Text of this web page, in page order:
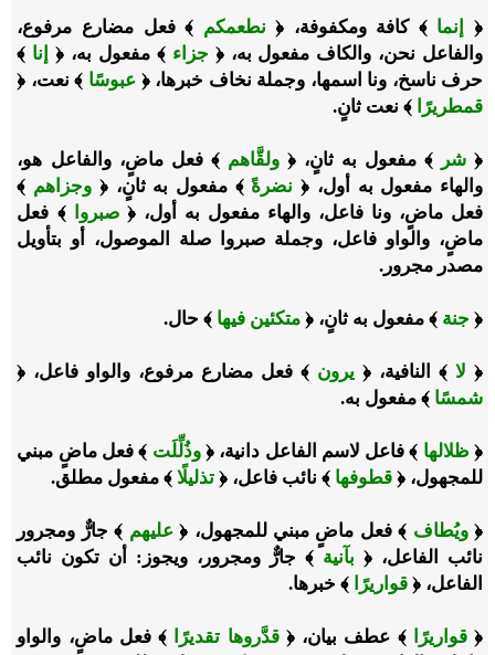
﴿ إنما ﴾ كافة ومكفوفة، ﴿ نطعمكم ﴾ فعل مضارع مرفوع،
والفاعل نحن، والكاف مفعول به، ﴿ جزاء ﴾ مفعول به، ﴿ إنا ﴾
حرف ناسخ، ونا اسمها، وجملة نخاف خبرها، ﴿ عبوسًا ﴾ نعت، ﴿
قمطريرًا
﴾ نعت ثانٍ.
﴿شر ﴾ مفعول به ثانٍ، ﴿ولقَّاهم ﴾ فعل ماضٍ، والفاعل هو،
والهاء مفعول به أول، ﴿ نضرةً﴾ مفعول به ثانٍ، ﴿ وجزاهم ﴾
فعل ماضٍ، ونا فاعل، والهاء مفعول به أول، ﴿صبروا
﴾ فعل
ماضٍ، والواو فاعل، وجملة صبروا صلة الموصول، أو بتأويل
مصدر مجرور.
﴿ جنة ﴾ مفعول به ثانٍ، ﴿ متكئين فيها ﴾ حال.
﴿ لا﴾ النافية، ﴿ يرون ﴾ فعل مضارع مرفوع، والواو فاعل، ﴿
شمسًا ﴾ مفعول به.
﴿ ظلالها ﴾ فاعل لاسم الفاعل دانية، ﴿وذُلِّلَت ﴾ فعل ماضٍ مبني
للمجهول، ﴿ قطوفها ﴾ نائب فاعل، ﴿ تذليلًا ﴾ مفعول مطلق.
﴿ويُطاف ﴾ فعل ماضٍ مبني للمجهول، ﴿عليهم ﴾ جارٌّ ومجرور
نائب الفاعل، ﴿ بآنية ﴾ جارٌّ ومجرور، ويجوز: أن تكون نائب
الفاعل، ﴿ قواريرًا ﴾ خبرها.
﴿قواريرًا ﴾ عطف بيان، ﴿قدَّروها تقديرًا
﴾ فعل ماضٍ، والواو